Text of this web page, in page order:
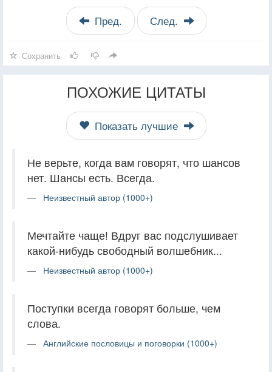
Пред. След.
Сохранить
ПОХОЖИЕ ЦИТАТЫ
Показать лучшие
Не верьте, когда вам говорят, что шансов
нет. Шансы есть. Всегда.
Неизвестный автор (1000+)
Мечтайте чаще! Вдруг вас подслушивает
какой-нибудь свободный волшебник...
Неизвестный автор (1000+)
Поступки всегда говорят больше, чем
слова.
Английские пословицы и поговорки (1000+)